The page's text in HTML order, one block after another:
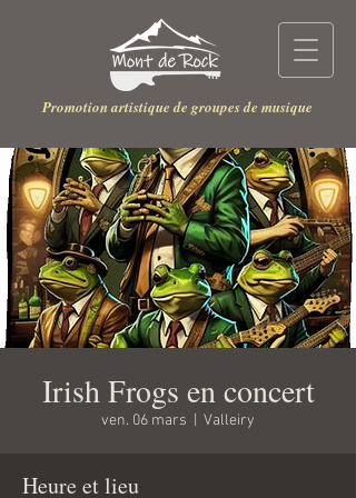
Promotion artistique de groupes de musique
Irish Frogs en concert
ven. 06 mars Valleiry
Heure et lieu